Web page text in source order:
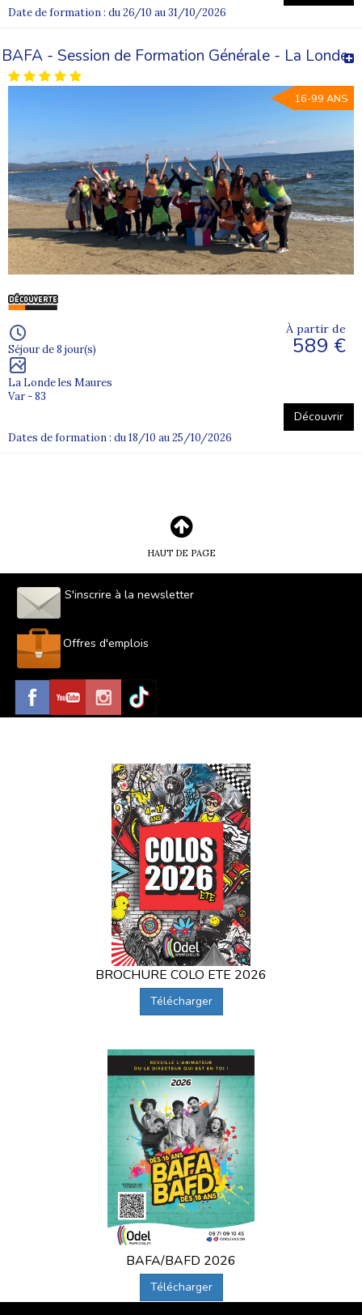
Date de formation : du 26/10 au 31/10/2026
BAFA - Session de Formation Générale - La Londe
16-99 ANS
Séjour de 8 jour(s)
La Londe les Maures
Var - 83
À partir de
589 €
Découvrir
Dates de formation : du 18/10 au 25/10/2026
HAUT DE PAGE
S'inscrire à la newsletter
Offres d'emplois
BROCHURE COLO ETE 2026
Télécharger
BAFA/BAFD 2026
Télécharger